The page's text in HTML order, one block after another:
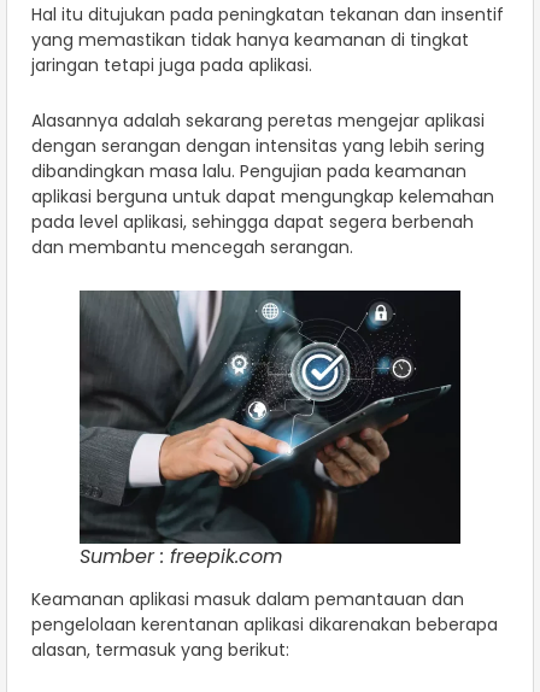
Hal itu ditujukan pada peningkatan tekanan dan insentif
yang memastikan tidak hanya keamanan di tingkat
jaringan tetapi juga pada aplikasi.
Alasannya adalah sekarang peretas mengejar aplikasi
dengan serangan dengan intensitas yang lebih sering
dibandingkan masa lalu. Pengujian pada keamanan
aplikasi berguna untuk dapat mengungkap kelemahan
pada level aplikasi, sehingga dapat segera berbenah
dan membantu mencegah serangan.
Sumber : freepik.com
Keamanan aplikasi masuk dalam pemantauan dan
pengelolaan kerentanan aplikasi dikarenakan beberapa
alasan, termasuk yang berikut: